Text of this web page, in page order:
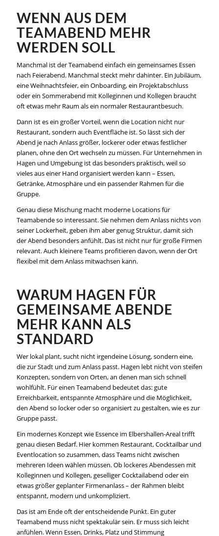
WENN AUS DEM
TEAMABEND MEHR
WERDEN SOLL
Manchmal ist der Teamabend einfach ein gemeinsames Essen
nach Feierabend. Manchmal steckt mehr dahinter. Ein Jubiläum,
eine Weihnachtsfeier, ein Onboarding, ein Projektabschluss
oder ein Sommerabend mit Kolleginnen und Kollegen braucht
oft etwas mehr Raum als ein normaler Restaurantbesuch.
Dann ist es ein großer Vorteil, wenn die Location nicht nur
Restaurant, sondern auch Eventfläche ist. So lässt sich der
Abend je nach Anlass größer, lockerer oder etwas festlicher
planen, ohne den Ort wechseln zu müssen. Für Unternehmen in
Hagen und Umgebung ist das besonders praktisch, weil so
vieles aus einer Hand organisiert werden kann – Essen,
Getränke, Atmosphäre und ein passender Rahmen für die
Gruppe.
Genau diese Mischung macht moderne Locations für
Teamabende so interessant. Sie nehmen dem Anlass nichts von
seiner Lockerheit, geben ihm aber genug Struktur, damit sich
der Abend besonders anfühlt. Das ist nicht nur für große Firmen
relevant. Auch kleinere Teams profitieren davon, wenn der Ort
flexibel mit dem Anlass mitwachsen kann.
WARUM HAGEN FÜR
GEMEINSAME ABENDE
MEHR KANN ALS
STANDARD
Wer lokal plant, sucht nicht irgendeine Lösung, sondern eine,
die zur Stadt und zum Anlass passt. Hagen lebt nicht von steifen
Konzepten, sondern von Orten, an denen man sich schnell
wohlfühlt. Für einen Teamabend bedeutet das: gute
Erreichbarkeit, entspannte Atmosphäre und die Möglichkeit,
den Abend so locker oder so organisiert zu gestalten, wie es zur
Gruppe passt.
Ein modernes Konzept wie Essence im Elbershallen-Areal trifft
genau diesen Bedarf. Hier kommen Restaurant, Cocktailbar und
Eventlocation so zusammen, dass Teams nicht zwischen
mehreren Ideen wählen müssen. Ob lockeres Abendessen mit
Kolleginnen und Kollegen, geselliger Cocktailabend oder ein
etwas größer geplanter Firmenanlass – der Rahmen bleibt
entspannt, modern und unkompliziert.
Das ist am Ende oft der entscheidende Punkt. Ein guter
Teamabend muss nicht spektakulär sein. Er muss sich leicht
anfühlen. Wenn Essen, Drinks, Platz und Stimmung